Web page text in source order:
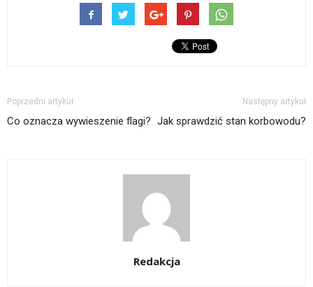
Poprzedni artykuł
Co oznacza wywieszenie flagi?
Następny artykuł
Jak sprawdzić stan korbowodu?
Redakcja